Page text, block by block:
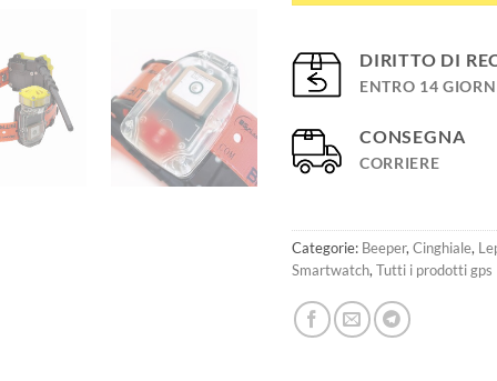
DIRITTO DI
ENTRO 14
CONSEGNA
CORRIERE
Categorie: Beeper,Cinghiale,
Smartwatch,Tutti i prodotti gps